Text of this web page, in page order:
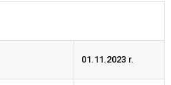
01.11.2023 r.